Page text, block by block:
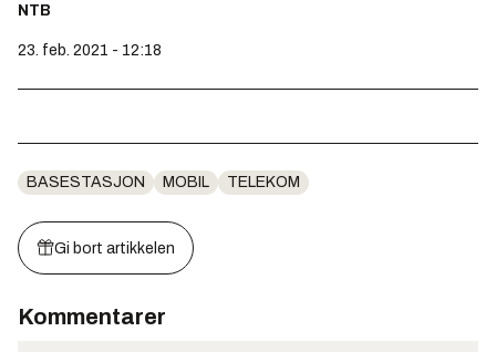
NTB
23. feb. 2021 - 12:18
BASESTASJON MOBIL TELEKOM
Gi bort artikkelen
Kommentarer